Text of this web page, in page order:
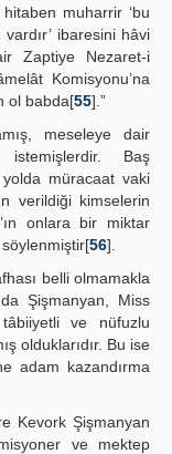
hitaben muharrir ‘bu
ibaresini hâvi
Zaptiye Nezaret-i
Komisyonu’na
ol babda[55].”
meseleye dair
Baş
müracaat vaki
verildiği kimselerin
onlara bir miktar
söylenmiştir[56].
belli olmamakla
Şişmanyan, Miss
ve nüfuzlu
olduklarıdır. Bu ise
adam kazandırma
Kevork Şişmanyan
ve mektep